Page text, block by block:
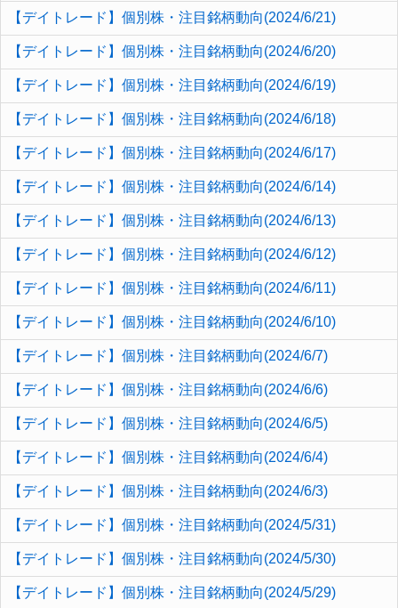
【デイトレード】個別株・注目銘柄動向(2024/6/21)
【デイトレード】個別株・注目銘柄動向(2024/6/20)
【デイトレード】個別株・注目銘柄動向(2024/6/19)
【デイトレード】個別株・注目銘柄動向(2024/6/18)
【デイトレード】個別株・注目銘柄動向(2024/6/17)
【デイトレード】個別株・注目銘柄動向(2024/6/14)
【デイトレード】個別株・注目銘柄動向(2024/6/13)
【デイトレード】個別株・注目銘柄動向(2024/6/12)
【デイトレード】個別株・注目銘柄動向(2024/6/11)
【デイトレード】個別株・注目銘柄動向(2024/6/10)
【デイトレード】個別株・注目銘柄動向(2024/6/7)
【デイトレード】個別株・注目銘柄動向(2024/6/6)
【デイトレード】個別株・注目銘柄動向(2024/6/5)
【デイトレード】個別株・注目銘柄動向(2024/6/4)
【デイトレード】個別株・注目銘柄動向(2024/6/3)
【デイトレード】個別株・注目銘柄動向(2024/5/31)
【デイトレード】個別株・注目銘柄動向(2024/5/30)
【デイトレード】個別株・注目銘柄動向(2024/5/29)